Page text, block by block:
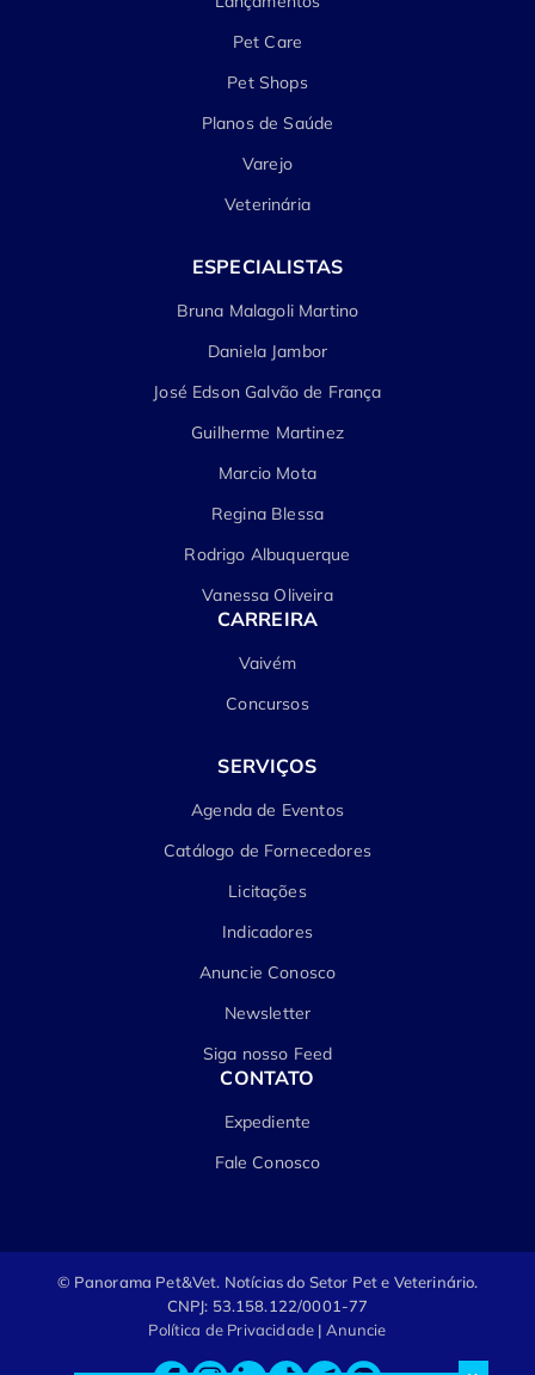
Pet Care
Pet Shops
Planos de Saúde
Varejo
Veterinária
ESPECIALISTAS
Bruna Malagoli Martino
Daniela Jambor
José Edson Galvão de França
Guilherme Martinez
Marcio Mota
Regina Blessa
Rodrigo Albuquerque
Vanessa Oliveira
CARREIRA
Vaivém
Concursos
SERVIÇOS
Agenda de Eventos
Catálogo de Fornecedores
Licitações
Indicadores
Anuncie Conosco
Newsletter
Siga nosso Feed
CONTATO
Expediente
Fale Conosco
© Panorama Pet&Vet. Notícias do Setor Pet e Veterinário.
CNPJ: 53.158.122/0001-77
Política de Privacidade | Anuncie